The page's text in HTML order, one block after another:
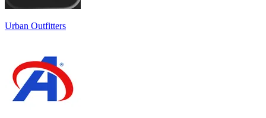
Urban Outfitters